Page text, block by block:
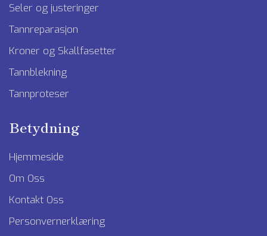
Seler og justeringer
Tannreparasjon
Kroner og Skallfasetter
Tannblekning
Tannproteser
Betydning
Hjemmeside
Om Oss
Kontakt Oss
Personvernerklæring